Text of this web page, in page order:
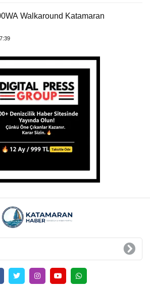
Walkaround Katamaran